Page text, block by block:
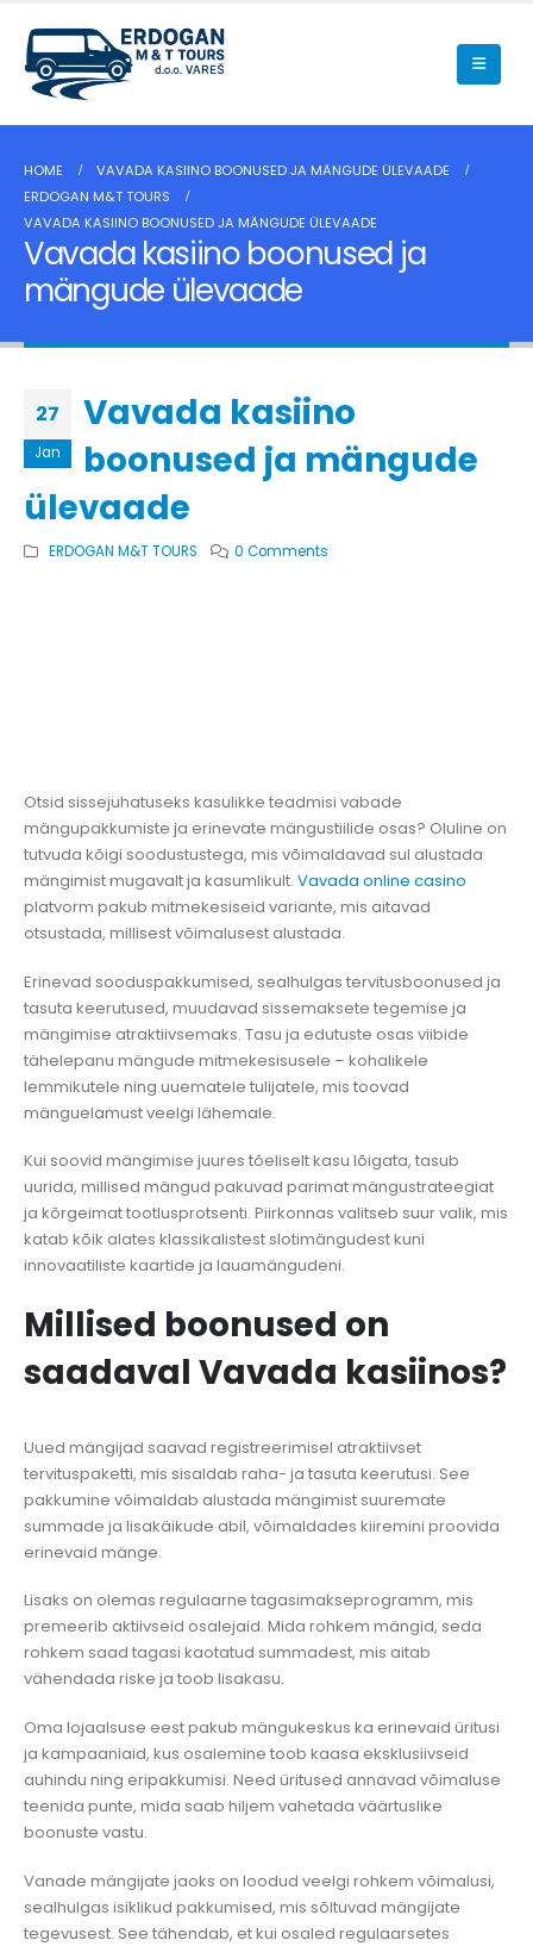
HOME
VAVADA KASIINO BOONUSED JA MÄNGUDE ÜLEVAADE
ERDOGAN M&T TOURS
VAVADA KASIINO BOONUSED JA MÄNGUDE ÜLEVAADE
Vavada kasiino boonused ja
mängude ülevaade
27
Jan
Vavada kasiino
boonused ja mängude
ülevaade
ERDOGAN M&T TOURS 0 Comments
Otsid sissejuhatuseks kasulikke teadmisi vabade
mängupakkumiste ja erinevate mängustiilide osas? Oluline on
tutvuda kõigi soodustustega, mis võimaldavad sul alustada
mängimist mugavalt ja kasumlikult. Vavada online casino
platvorm pakub mitmekesiseid variante, mis aitavad
otsustada, millisest võimalusest alustada.
Erinevad sooduspakkumised, sealhulgas tervitusboonused ja
tasuta keerutused, muudavad sissemaksete tegemise ja
mängimise atraktiivsemaks. Tasu ja edutuste osas viibide
tähelepanu mängude mitmekesisusele – kohalikele
lemmikutele ning uuematele tulijatele, mis toovad
mänguelamust veelgi lähemale.
Kui soovid mängimise juures tõeliselt kasu lõigata, tasub
uurida, millised mängud pakuvad parimat mängustrateegiat
ja kõrgeimat tootlusprotsenti. Piirkonnas valitseb suur valik, mis
katab kõik alates klassikalistest slotimängudest kuni
innovaatiliste kaartide ja lauamängudeni.
Millised boonused on
saadaval Vavada kasiinos?
Uued mängijad saavad registreerimisel atraktiivset
tervituspaketti, mis sisaldab raha- ja tasuta keerutusi. See
pakkumine võimaldab alustada mängimist suuremate
summade ja lisakäikude abil, võimaldades kiiremini proovida
erinevaid mänge.
Lisaks on olemas regulaarne tagasimakseprogramm, mis
premeerib aktiivseid osalejaid. Mida rohkem mängid, seda
rohkem saad tagasi kaotatud summadest, mis aitab
vähendada riske ja toob lisakasu.
Oma lojaalsuse eest pakub mängukeskus ka erinevaid üritusi
ja kampaaniaid, kus osalemine toob kaasa eksklusiivseid
auhindu ning eripakkumisi. Need üritused annavad võimaluse
teenida punte, mida saab hiljem vahetada väärtuslike
boonuste vastu.
Vanade mängijate jaoks on loodud veelgi rohkem võimalusi,
sealhulgas isiklikud pakkumised, mis sõltuvad mängijate
tegevusest. See tähendab, et kui osaled regulaarsetes